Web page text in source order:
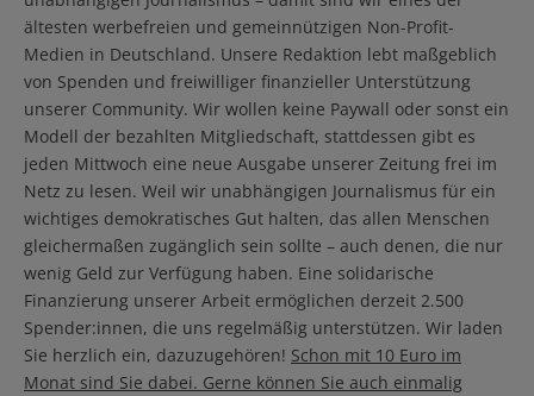
ältesten werbefreien und gemeinnützigen Non-Profit-
Medien in Deutschland. Unsere Redaktion lebt maßgeblich
von Spenden und freiwilliger finanzieller Unterstützung
unserer Community. Wir wollen keine Paywall oder sonst ein
Modell der bezahlten Mitgliedschaft, stattdessen gibt es
jeden Mittwoch eine neue Ausgabe unserer Zeitung frei im
Netz zu lesen. Weil wir unabhängigen Journalismus für ein
wichtiges demokratisches Gut halten, das allen Menschen
gleichermaßen zugänglich sein sollte – auch denen, die nur
wenig Geld zur Verfügung haben. Eine solidarische
Finanzierung unserer Arbeit ermöglichen derzeit 2.500
Spender:innen, die uns regelmäßig unterstützen. Wir laden
Sie herzlich ein, dazuzugehören! Schon mit 10 Euro im
Monat sind Sie dabei. Gerne können Sie auch einmalig